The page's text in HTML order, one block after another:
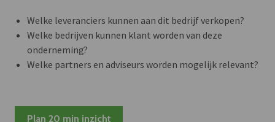
Welke leveranciers kunnen aan dit bedrijf verkopen?
Welke bedrijven kunnen klant worden van deze
onderneming?
Welke partners en adviseurs worden mogelijk relevant?
Plan 20 min inzicht